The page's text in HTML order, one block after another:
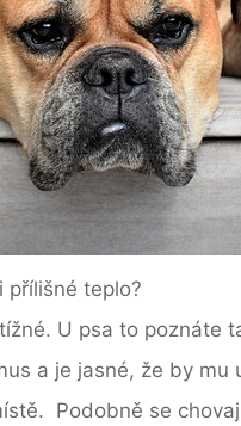
přílišné teplo?
U psa to poznáte
a je jasné, že by
Podobně se